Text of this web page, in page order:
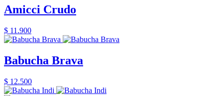
Amicci Crudo
$ 11.900
Babucha Brava
$ 12.500